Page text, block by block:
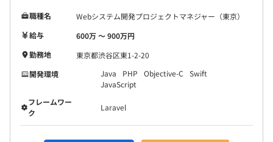
職種名
Webシステム開発プロジェクトマネジャー（東京）
給与
600万 〜 900万円
勤務地
東京都渋谷区東1-2-20
開発環境
Java PHP Objective-C
Swift
JavaScript
フレームワー
ク
Laravel